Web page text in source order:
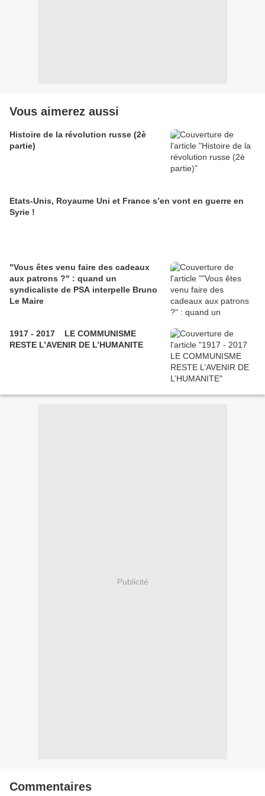
Vous aimerez aussi
Histoire de la révolution russe (2è
partie)
Etats-Unis, Royaume Uni et France s’en vont en guerre en
Syrie !
"Vous êtes venu faire des cadeaux
aux patrons ?" : quand un
syndicaliste de PSA interpelle Bruno
Le Maire
1917 - 2017 LE COMMUNISME
RESTE L’AVENIR DE L’HUMANITE
Publicité
Commentaires